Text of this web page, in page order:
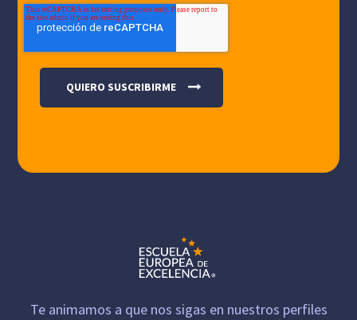
Te animamos a que nos sigas en nuestros perfiles